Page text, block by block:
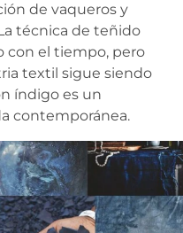
de vaqueros y
técnica de teñido
con el tiempo, pero
textil sigue siendo
índigo es un
contemporánea.